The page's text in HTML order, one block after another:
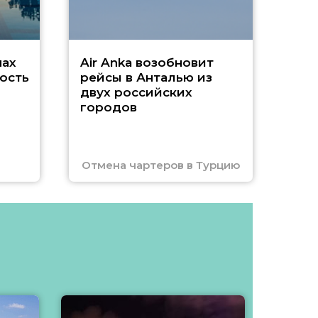
Air Anka возобновит
рейсы в Анталью из
двух российских
городов
Отмена чартеров в Турцию